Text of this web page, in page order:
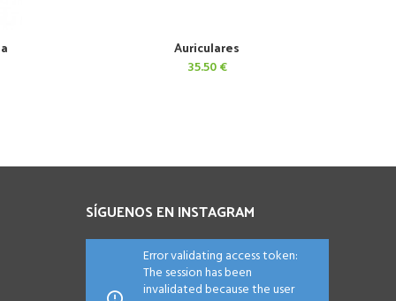
AÑADIR AL CARRITO
Auriculares
35.50€
SÍGUENOS EN INSTAGRAM
Error validating access token:
The session has been
invalidated because the user